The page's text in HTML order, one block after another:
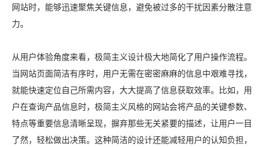
网站时，能够迅速聚焦关键信息，避免被过多的干扰因素分散注意
力。
从用户体验角度来看，极简主义设计极大地简化了用户操作流程。
当网站页面简洁有序时，用户无需在密密麻麻的信息中艰难寻找，
就能快速定位自己所需内容，大大提高了信息获取效率。比如，用
户在查询产品信息时，极简主义风格的网站会将产品的关键参数、
特点等重要信息清晰呈现，摒弃那些无关紧要的描述，让用户一目
了然，轻松做出决策。这种简洁的设计还能减轻用户的认知负担，